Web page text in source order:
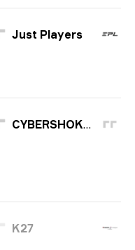
Just Players
CYBERSHOKE Esports
K27